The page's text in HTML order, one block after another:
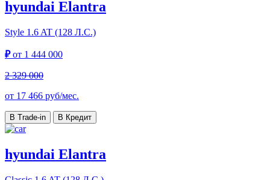
hyundai Elantra
Style 1.6 AT (128 Л.С.)
₽от 1 444 000
2 329 000
от 17 466 руб/мес.
В Trade-in В Кредит
hyundai Elantra